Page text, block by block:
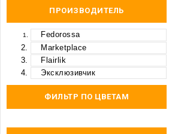
ПРОИЗВОДИТЕЛЬ
Fedorossa
Marketplace
Flairlik
Эксклюзивчик
ФИЛЬТР ПО ЦВЕТАМ